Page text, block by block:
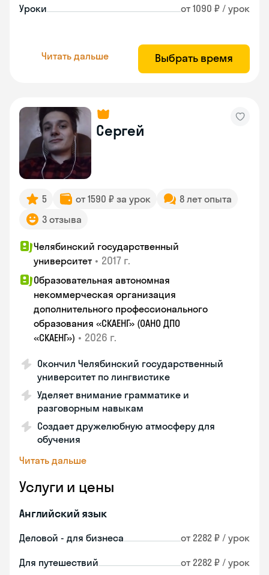
Уроки от 1090 ₽ / урок
Читать дальше Выбрать время
Сергей
5 от 1590 ₽ за урок
8 лет опыта
3 отзыва
Челябинский государственный
университет • 2017 г.
Образовательная автономная
некоммерческая организация
дополнительного профессионального
образования «СКАЕНГ» (ОАНО ДПО
«СКАЕНГ») • 2026 г.
Окончил Челябинский государственный
университет по лингвистике
Уделяет внимание грамматике и
разговорным навыкам
Создает дружелюбную атмосферу для
обучения
Читать дальше
Услуги и цены
Английский язык
Деловой - для бизнеса от 2282 ₽ / урок
Для путешествий от 2282 ₽ / урок